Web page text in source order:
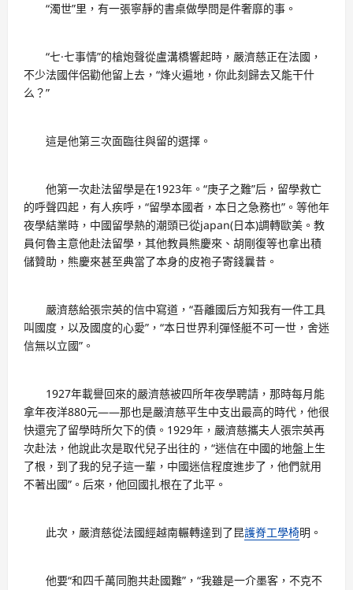
“濁世”里，有一張寧靜的書桌做學問是件奢靡的事。
“七·七事情”的槍炮聲從盧溝橋響起時，嚴濟慈正在法國，
不少法國伴侶勸他留上去，“烽火遍地，你此刻歸去又能干什
么？”
這是他第三次面臨往與留的選擇。
他第一次赴法留學是在1923年。“庚子之難”后，留學救亡
的呼聲四起，有人疾呼，“留學本國者，本日之急務也”。等他年
夜學結業時，中國留學熱的潮頭已從japan(日本)調轉歐美。教
員何魯主意他赴法留學，其他教員熊慶來、胡剛復等也拿出積
儲贊助，熊慶來甚至典當了本身的皮袍子寄錢曩昔。
嚴濟慈給張宗英的信中寫道，“吾離國后方知我有一件工具
叫國度，以及國度的心愛”，“本日世界利彈怪艇不可一世，舍迷
信無以立國”。
1927年載譽回來的嚴濟慈被四所年夜學聘請，那時每月能
拿年夜洋880元——那也是嚴濟慈平生中支出最高的時代，他很
快還完了留學時所欠下的債。1929年，嚴濟慈攜夫人張宗英再
次赴法，他說此次是取代兒子出往的，“迷信在中國的地盤上生
了根，到了我的兒子這一輩，中國迷信程度進步了，他們就用
不著出國”。后來，他回國扎根在了北平。
此次，嚴濟慈從法國經越南輾轉達到了昆護脊工學椅明。
他要“和四千萬同胞共赴國難”，“我雖是一介墨客，不克不